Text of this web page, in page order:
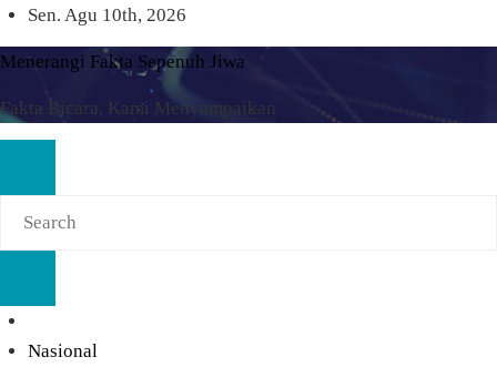
Skip
to
content
Sen. Agu 10th, 2026
Menerangi Fakta Sepenuh Jiwa
Fakta Bicara, Kami Menyampaikan
Nasional